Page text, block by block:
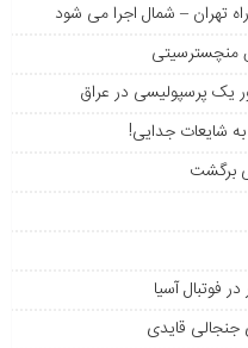
تهران – شمال اجرا می شود
منچسترسیتی
یک پرسپولیسی در عراق
شایعات جدایی!
برگشت
فوتبال آسیا
قایدی